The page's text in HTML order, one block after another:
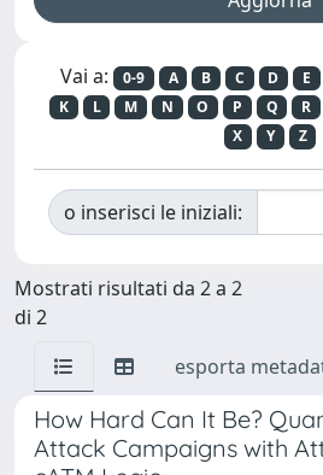
Vai a: 0-9 A B C D E
K
L M N O P Q R
X
Y Z
o inserisci le iniziali:
Mostrati risultati da 2 a 2
di 2
esporta
How Hard Can It Be?
Attack Campaigns with